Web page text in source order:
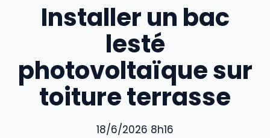
Installer un bac
lesté
photovoltaïque sur
toiture terrasse
18/6/2026 8h16